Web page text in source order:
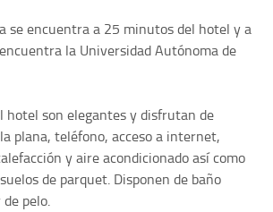
se encuentra a 25 minutos del hotel y a
la Universidad Autónoma de
hotel son elegantes y disfrutan de
plana, teléfono, acceso a internet,
y aire acondicionado así como
de parquet. Disponen de baño
pelo.